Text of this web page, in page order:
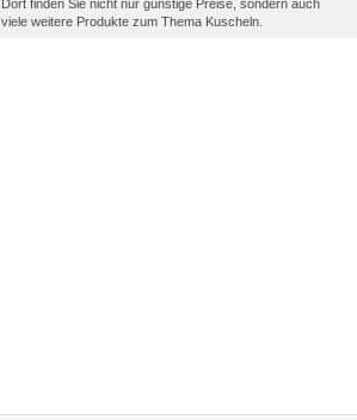
Dort finden Sie nicht nur günstige Preise, sondern auch
viele weitere Produkte zum Thema Kuscheln.